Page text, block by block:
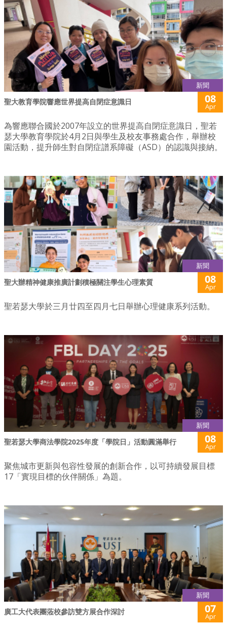
新聞
聖大教育學院響應世界提高自閉症意識日 08
Apr
為響應聯合國於2007年設立的世界提高自閉症意識日，聖若
瑟大學教育學院於4月2日與學生及校友事務處合作，舉辦校
園活動，提升師生對自閉症譜系障礙（ASD）的認識與接納。
新聞
聖大辦精神健康推廣計劃積極關注學生心理素質 08
Apr
聖若瑟大學於三月廿四至四月七日舉辦心理健康系列活動。
新聞
聖若瑟大學商法學院2025年度「學院日」活動圓滿舉行 08
Apr
聚焦城市更新與包容性發展的創新合作，以可持續發展目標
17「實現目標的伙伴關係」為題。
新聞
廣工大代表團蒞校參訪雙方展合作深討 07
Apr